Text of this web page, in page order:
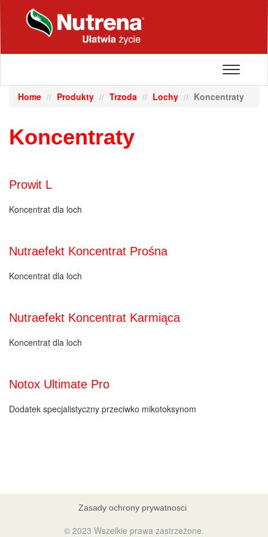
Toggle
Home Produkty Trzoda Lochy Koncentraty
Koncentraty
Prowit L
Koncentrat dla loch
Nutraefekt Koncentrat Prośna
Koncentrat dla loch
Nutraefekt Koncentrat Karmiąca
Koncentrat dla loch
Notox Ultimate Pro
Dodatek specjalistyczny przeciwko mikotoksynom
Zasady ochrony prywatnosci
© 2023 Wszelkie prawa zastrzeżone.